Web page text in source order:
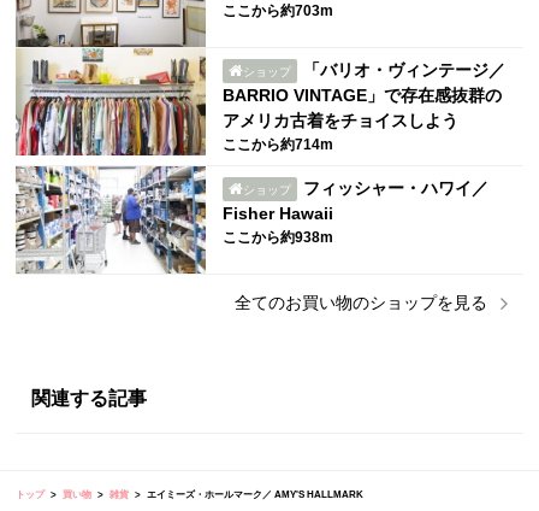
ここから約703m
ショップ
「バリオ・ヴィンテージ／
BARRIO VINTAGE」で存在感抜群の
アメリカ古着をチョイスしよう
ここから約714m
ショップ
フィッシャー・ハワイ／
Fisher Hawaii
ここから約938m
全てのお買い物のショップを見る
関連する記事
トップ 買い物 雑貨 エイミーズ・ホールマーク／ AMY'S HALLMARK